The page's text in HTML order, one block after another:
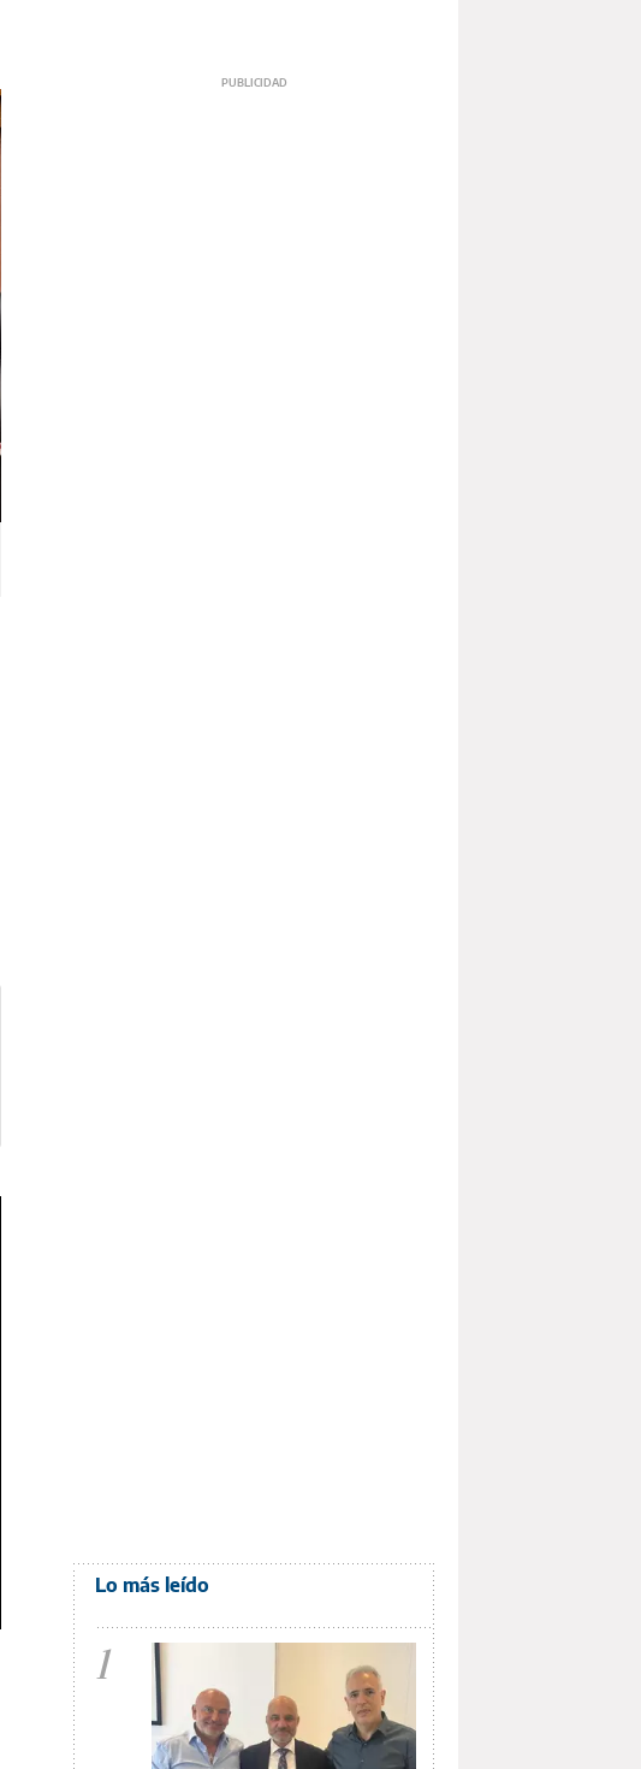
Lo más leído
1